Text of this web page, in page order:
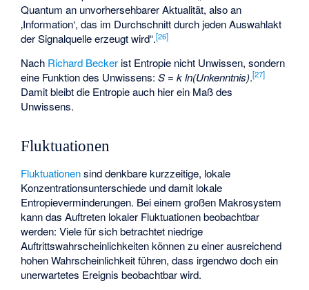
Quantum an unvorhersehbarer Aktualität, also an
‚Information‘, das im Durchschnitt durch jeden Auswahlakt
der Signalquelle erzeugt wird“.[26]
Nach Richard Becker ist Entropie nicht Unwissen, sondern
eine Funktion des Unwissens:S = k ln(Unkenntnis).[27]
Damit bleibt die Entropie auch hier ein Maß des
Unwissens.
Fluktuationen
Fluktuationensind denkbare kurzzeitige, lokale
Konzentrationsunterschiede und damit lokale
Entropieverminderungen. Bei einem großen Makrosystem
kann das Auftreten lokaler Fluktuationen beobachtbar
werden: Viele für sich betrachtet niedrige
Auftrittswahrscheinlichkeiten können zu einer ausreichend
hohen Wahrscheinlichkeit führen, dass irgendwo doch ein
unerwartetes Ereignis beobachtbar wird.